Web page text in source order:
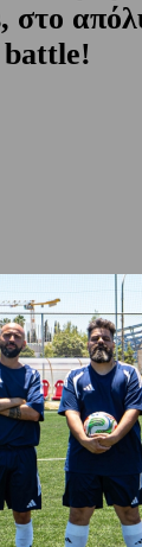
στο
battle!